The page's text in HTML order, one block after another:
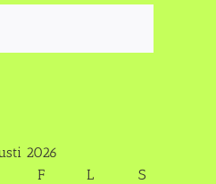
2026
F L
S